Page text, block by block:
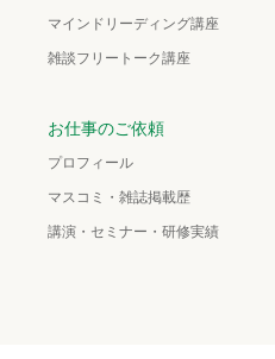
マインドリーディング講座
雑談フリートーク講座
お仕事のご依頼
プロフィール
マスコミ・雑誌掲載歴
講演・セミナー・研修実績